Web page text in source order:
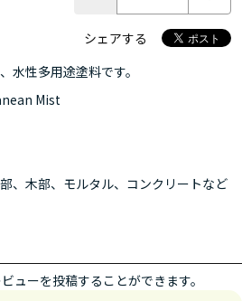
シェアする
性多用途塗料です。
Mist
、木部、モルタル、コンクリートなど
ューを投稿することができます。